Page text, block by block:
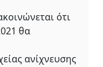
ότι
θα
ανίχνευσης